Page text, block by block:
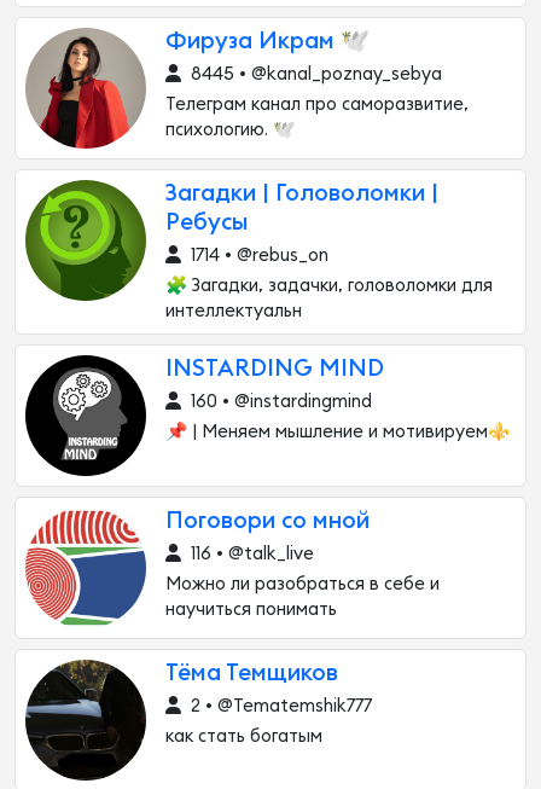
Фируза Икрам 🕊
8445 • @kanal_poznay_sebya
Телеграм канал про саморазвитие,
психологию. 🕊️
Загадки | Головоломки |
Ребусы
1714 • @rebus_on
🧩 Загадки, задачки, головоломки для
интеллектуальн
INSTARDING MIND
160 • @instardingmind
📌 | Меняем мышление и мотивируем⚜️
Поговори со мной
116 • @talk_live
Можно ли разобраться в себе и
научиться понимать
Тёма Темщиков
2 • @Tematemshik777
как стать богатым